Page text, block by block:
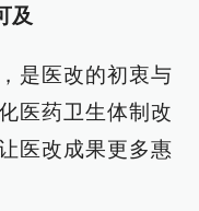
及
是医改的初衷与
医药卫生体制改
医改成果更多惠